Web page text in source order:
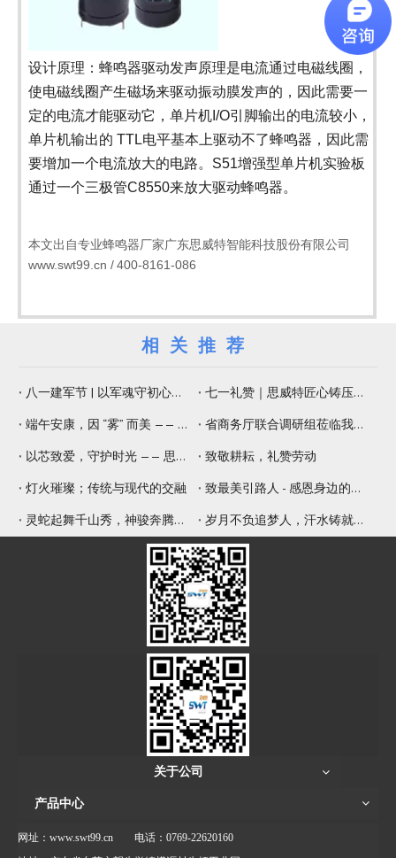
设计原理： 蜂鸣器驱动发声原理是电流通过电磁线圈，
使电磁线圈产生磁场来驱动振动膜发声的，因此需要一
定的电流才能驱动它，单片机I /O引脚输出的电流较小，
单片机输出的 TTL电平基本上驱动不了蜂鸣器，因此需
要增加一个电流放大的电路。S51增强型单片机实验板
通过一个三极管C8550来放大驱动蜂鸣器。
本文出自专业蜂鸣器厂家广东思威特智能科技股份有限公司
www.swt99.cn /400-8161-086
相关推荐
八一建军节 | 以军魂守初心，以精工铸品质
七一礼赞｜思威特匠心铸压电元器件，纳米微孔片佑健康生活
端午安康，因 “雾” 而美 —— 思威特压电雾化片，守护嗅觉与健康
省商务厅联合调研组莅临我司调研 赋能专精特新提质增效
以芯致爱，守护时光 —— 思威特致敬母亲节
致敬耕耘，礼赞劳动
灯火璀璨；传统与现代的交融
致最美引路人 - 感恩身边的师傅
灵蛇起舞千山秀，神骏奔腾九野新
岁月不负追梦人，汗水铸就辉煌年
关于公司
产品中心
网址：www.swt99.cn 电话：0769-22620160